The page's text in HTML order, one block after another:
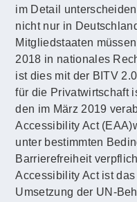
im Detail
nicht nur in
Mitgliedstaaten
2018 in nationales
ist dies mit der BITV
für die Privatwirtschaft
den im März 2019
Accessibility Act
unter bestimmten
Barrierefreiheit
Accessibility Act ist
Umsetzung der UN-